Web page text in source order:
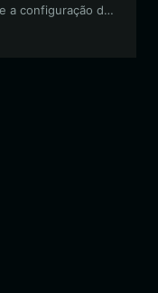
a configuração de
com